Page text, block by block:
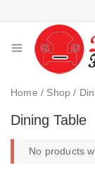
Home / Shop /
Dining Table
No products